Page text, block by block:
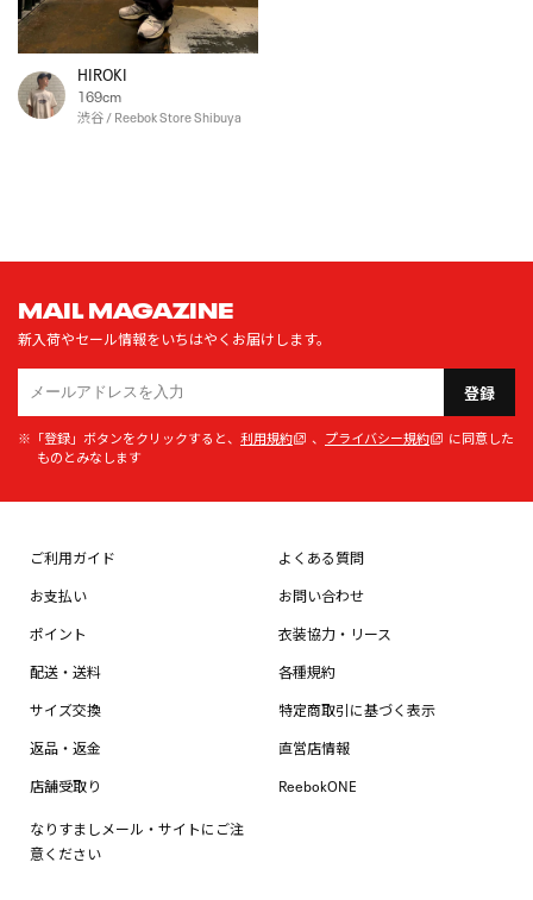
HIROKI
169cm
渋谷 / Reebok Store Shibuya
MAIL MAGAZINE
新入荷やセール情報をいちはやくお届けします。
登録
※「登録」ボタンをクリックすると、 利用規約 、 プライバシー規約
に同意した
ものとみなします
ご利用ガイド
お支払い
ポイント
配送・送料
サイズ交換
返品・返金
店舗受取り
なりすましメール・サイトにご注
意ください
よくある質問
お問い合わせ
衣装協力・リース
各種規約
特定商取引に基づく表示
直営店情報
ReebokONE